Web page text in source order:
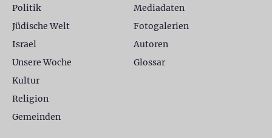
Politik
Jüdische Welt
Israel
Unsere Woche
Kultur
Religion
Gemeinden
Mediadaten
Fotogalerien
Autoren
Glossar